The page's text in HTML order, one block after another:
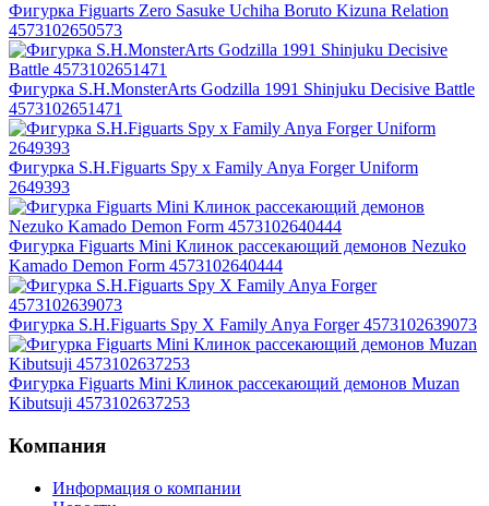
Фигурка Figuarts Zero Sasuke Uchiha Boruto Kizuna Relation
4573102650573
Фигурка S.H.MonsterArts Godzilla 1991 Shinjuku Decisive Battle
4573102651471
Фигурка S.H.Figuarts Spy x Family Anya Forger Uniform
2649393
Фигурка Figuarts Mini Клинок рассекающий демонов Nezuko
Kamado Demon Form 4573102640444
Фигурка S.H.Figuarts Spy X Family Anya Forger 4573102639073
Фигурка Figuarts Mini Клинок рассекающий демонов Muzan
Kibutsuji 4573102637253
Компания
Информация о компании